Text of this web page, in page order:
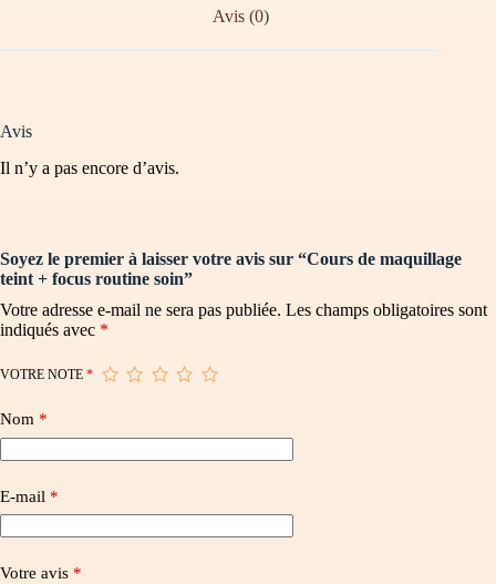
Avis (0)
Avis
Il n’y a pas encore d’avis.
Soyez le premier à laisser votre avis sur “Cours de maquillage
teint + focus routine soin”
Votre adresse e-mail ne sera pas publiée. Les champs obligatoires sont
indiqués avec *
VOTRE NOTE *
Nom *
E-mail *
Votre avis *